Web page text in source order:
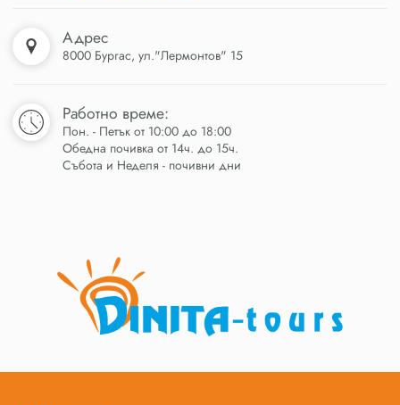
Адрес
8000 Бургас, ул."Лермонтов" 15
Работно време:
Пон. - Петък от 10:00 до 18:00
Обедна почивка от 14ч. до 15ч.
Събота и Неделя - почивни дни